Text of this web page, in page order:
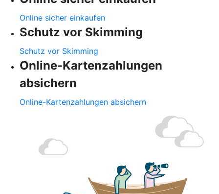
Online sicher einkaufen
Schutz vor Skimming
Schutz vor Skimming
Online-Kartenzahlungen
absichern
Online-Kartenzahlungen absichern